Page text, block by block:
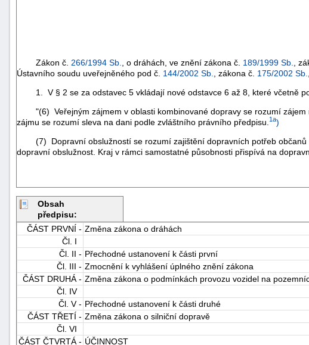
Zákon č. 266/1994 Sb. , o dráhách, ve znění zákona č. 189/1999 Sb. ,
Ústavního soudu uveřejněného pod č. 144/2002 Sb. , zákona č. 175/2002 Sb.
1. V § 2 se za odstavec 5 vkládají nové odstavce 6 až 8, které včetně
"(6) Veřejným zájmem v oblasti kombinované dopravy se rozumí zájem
zájmu se rozumí sleva na dani podle zvláštního právního předpisu. 1a)
(7) Dopravní obslužností se rozumí zajištění dopravních potřeb občanů
dopravní obslužnost. Kraj v rámci samostatné působnosti přispívá na
Obsah
předpisu:
ČÁST PRVNÍ - Změna zákona o dráhách
Čl. I
Čl. II - Přechodné ustanovení k části první
Čl. III - Zmocnění k vyhlášení úplného znění zákona
ČÁST DRUHÁ - Změna zákona o podmínkách provozu vozidel na
Čl. IV
Čl. V - Přechodné ustanovení k části druhé
ČÁST TŘETÍ - Změna zákona o silniční dopravě
Čl. VI
ČÁST ČTVRTÁ - ÚČINNOST